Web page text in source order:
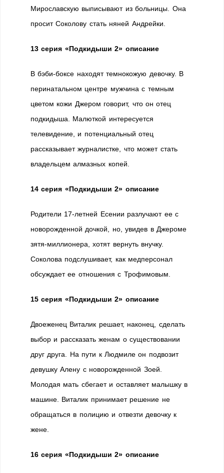
Мирославскую выписывают из больницы. Она
просит Соколову стать няней Андрейки.
13 серия «Подкидыши 2» описание
В бэби-боксе находят темнокожую девочку. В
перинатальном центре мужчина с темным
цветом кожи Джером говорит, что он отец
подкидыша. Малюткой интересуется
телевидение, и потенциальный отец
рассказывает журналистке, что может стать
владельцем алмазных копей.
14 серия «Подкидыши 2» описание
Родители 17-летней Есении разлучают ее с
новорожденной дочкой, но, увидев в Джероме
зятя-миллионера, хотят вернуть внучку.
Соколова подслушивает, как медперсонал
обсуждает ее отношения с Трофимовым.
15 серия «Подкидыши 2» описание
Двоеженец Виталик решает, наконец, сделать
выбор и рассказать женам о существовании
друг друга. На пути к Людмиле он подвозит
девушку Алену с новорожденной Зоей.
Молодая мать сбегает и оставляет малышку в
машине. Виталик принимает решение не
обращаться в полицию и отвезти девочку к
жене.
16 серия «Подкидыши 2» описание